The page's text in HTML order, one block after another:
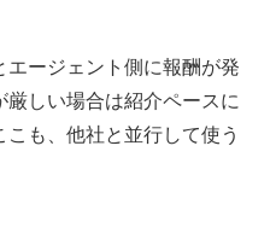
ージェント側に報酬が発
しい場合は紹介ペースに
も、他社と並行して使う